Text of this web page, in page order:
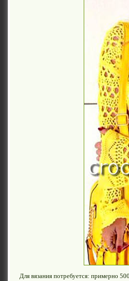
Для вязания потребуется: примерно